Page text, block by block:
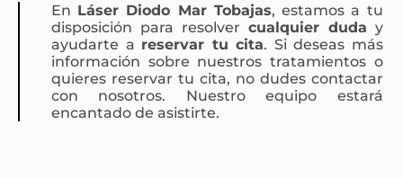
En Láser Diodo Mar Tobajas, estamos a tu
disposición para resolver cualquier duda y
ayudarte a reservar tu cita. Si deseas más
información sobre nuestros tratamientos o
quieres reservar tu cita, no dudes contactar
con nosotros. Nuestro equipo estará
encantado de asistirte.